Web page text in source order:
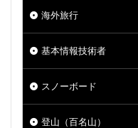
海外旅行
基本情報技術者
スノーボード
登山（百名山）